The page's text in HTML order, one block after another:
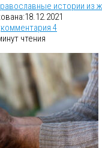
истории из
18.12.2021
комментария 4
чтения